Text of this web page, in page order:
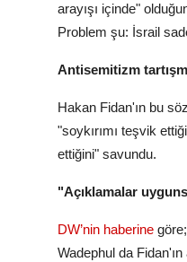
arayışı içinde"
Problem şu: İsrail
Antisemitizm
Hakan Fidan'ın bu
"soykırımı teşvik
ettiğini" savundu.
"Açıklamalar
DW’nin haberine
Wadephul da